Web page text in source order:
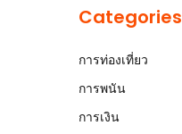
Categories
การท่องเที่ยว
การพนัน
การเงิน